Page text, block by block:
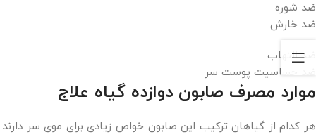
ضد شوره
ضد خارش
ضد التهاب
ضد حساسیت پوست سر
موارد مصرف صابون دوازده گیاه علاج
هر کدام از گیاهان ترکیب این صابون خواص زیادی برای موی سر دارند.